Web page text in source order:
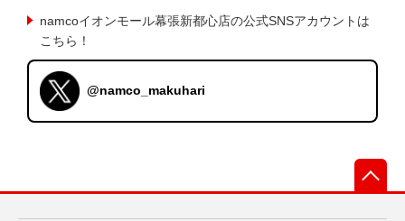
namcoイオンモール幕張新都心店の公式SNSアカウントは
こちら！
@namco_makuhari